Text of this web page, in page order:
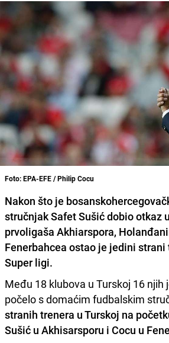
Foto: EPA-EFE / Philip Cocu
Nakon što je
stručnjak Safet Sušić dobio otkaz
prvoligaša Akhiarspora,
Fenerbahcea ostao je jedini strani
Super ligi.
Među 18 klubova u Turskoj 16 njih
počelo s domaćim fudbalskim
stranih trenera u Turskoj na
Sušić u Akhisarsporu i Cocu u